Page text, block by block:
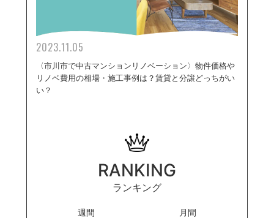
2023.11.05
〈市川市で中古マンションリノベーション〉物件価格や
リノベ費用の相場・施工事例は？賃貸と分譲どっちがい
い？
RANKING
ランキング
週間 月間